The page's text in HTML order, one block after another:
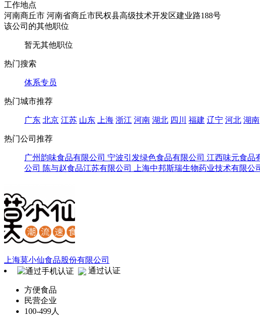
工作地点
河南商丘市 河南省商丘市民权县高级技术开发区建业路188号
该公司的其他职位
暂无其他职位
热门搜索
体系专员
热门城市推荐
广东 北京 江苏 山东 上海 浙江 河南 湖北 四川 福建 辽宁 河北 湖南
热门公司推荐
广州韵味食品有限公司 宁波引发绿色食品有限公司 江西味元食品
公司 陈与赵食品江苏有限公司 上海中邦斯瑞生物药业技术有限公
上海莫小仙食品股份有限公司
通过认证
方便食品
民营企业
100-499人